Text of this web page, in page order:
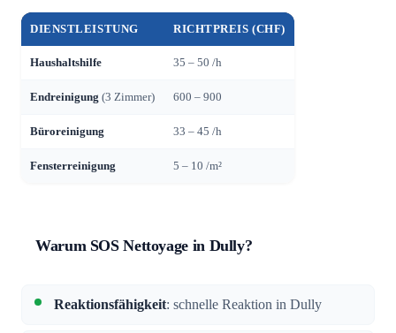
DIENSTLEISTUNG RICHTPREIS (CHF)
Haushaltshilfe 35 – 50 /h
Endreinigung (3 Zimmer) 600 – 900
Büroreinigung 33 – 45 /h
Fensterreinigung 5 – 10 /m²
Warum SOS Nettoyage in Dully?
Reaktionsfähigkeit: schnelle Reaktion in Dully